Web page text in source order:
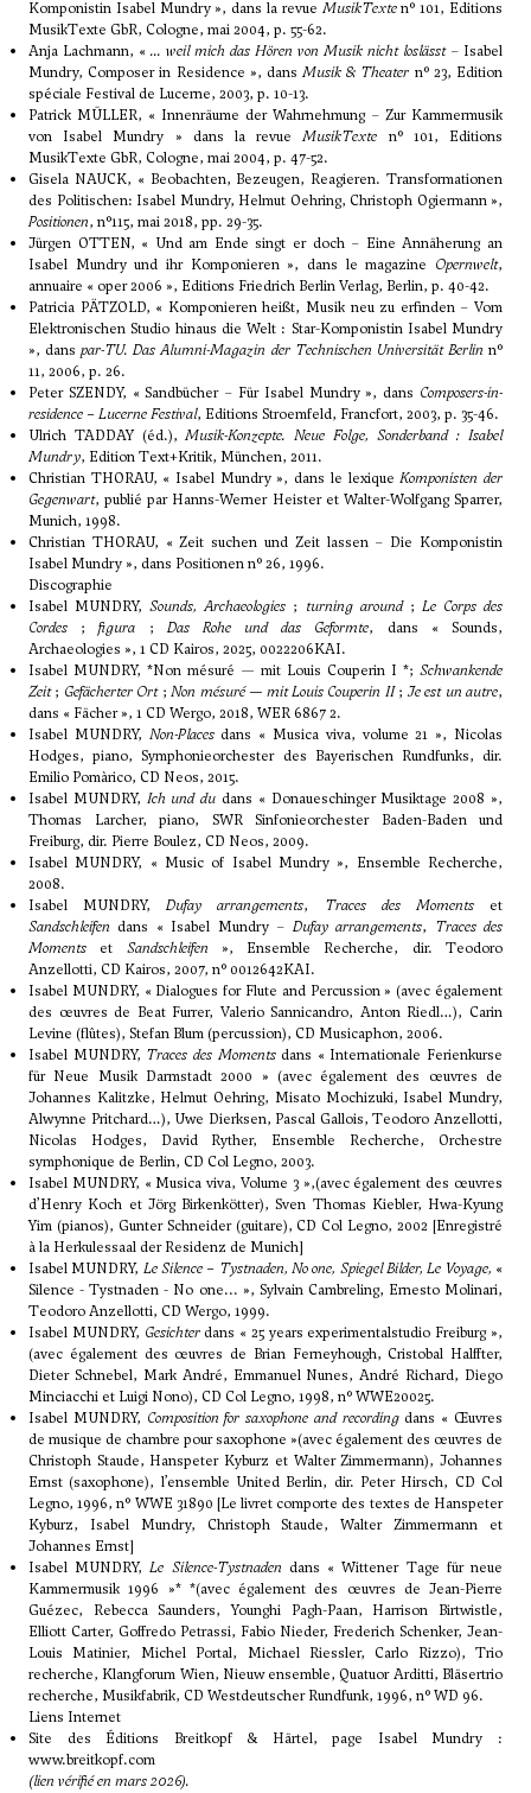
Komponistin Isabel Mundry », dans la revue MusikTexten° 101, Editions
MusikTexte GbR, Cologne, mai 2004, p. 55-62.
Anja Lachmann, « ... weil mich das Hören von Musik nicht loslässt– Isabel
Mundry, Composer in Residence », dansMusik & Theater n° 23, Edition
spéciale Festival de Lucerne, 2003, p. 10-13.
Patrick MÜLLER, « Innenräume der Wahrnehmung – Zur Kammermusik
von Isabel Mundry » dans la revueMusikTexte n° 101, Editions
MusikTexte GbR, Cologne, mai 2004, p. 47-52.
Gisela NAUCK, « Beobachten, Bezeugen, Reagieren. Transformationen
des Politischen: Isabel Mundry, Helmut Oehring, Christoph Ogiermann »,
Positionen, n°115, mai 2018, pp. 29-35.
Jürgen OTTEN, « Und am Ende singt er doch – Eine Annäherung an
Isabel Mundry und ihr Komponieren », dans le magazine Opernwelt,
annuaire « oper 2006 », Editions Friedrich Berlin Verlag, Berlin, p. 40-42.
Patricia PÄTZOLD, « Komponieren heißt, Musik neu zu erfinden – Vom
Elektronischen Studio hinaus die Welt : Star-Komponistin Isabel Mundry
», danspar-TU. Das Alumni-Magazin der Technischen Universität Berlin n°
11, 2006, p. 26.
Peter SZENDY, « Sandbücher – Für Isabel Mundry », dans Composers-in-
residence – Lucerne Festival, Editions Stroemfeld, Francfort, 2003, p. 35-46.
Ulrich TADDAY (éd.),Musik-Konzepte. Neue Folge, Sonderband : Isabel
Mundry, Edition Text+Kritik, München, 2011.
Christian THORAU, « Isabel Mundry », dans le lexiqueKomponisten der
Gegenwart, publié par Hanns-Werner Heister et Walter-Wolfgang Sparrer,
Munich, 1998.
Christian THORAU, « Zeit suchen und Zeit lassen – Die Komponistin
Isabel Mundry », dans Positionen n° 26, 1996.
Discographie
Isabel MUNDRY,Sounds, Archaeologies ; turning around; Le Corps des
Cordes ;figura ; Das Rohe und das Geformte, dans « Sounds,
Archaeologies », 1 CD Kairos, 2025, 0022206KAI.
Isabel MUNDRY, *Non mésuré — mit Louis Couperin I *; Schwankende
Zeit; Gefächerter Ort;Non mésuré — mit Louis Couperin II; Je est un autre,
dans « Fächer », 1 CD Wergo, 2018, WER 6867 2.
Isabel MUNDRY, Non-Placesdans « Musica viva, volume 21 », Nicolas
Hodges, piano, Symphonieorchester des Bayerischen Rundfunks, dir.
Emilio Pomàrico, CD Neos, 2015.
Isabel MUNDRY, Ich und du dans « Donaueschinger Musiktage 2008 »,
Thomas Larcher, piano, SWR Sinfonieorchester Baden-Baden und
Freiburg, dir. Pierre Boulez, CD Neos, 2009.
Isabel MUNDRY, « Music of Isabel Mundry », Ensemble Recherche,
2008.
Isabel MUNDRY,Dufay arrangements, Traces des Momentset
Sandschleifen dans « Isabel Mundry – Dufay arrangements, Traces des
Moments et Sandschleifen », Ensemble Recherche, dir. Teodoro
Anzellotti, CD Kairos, 2007, n° 0012642KAI.
Isabel MUNDRY, « Dialogues for Flute and Percussion » (avec également
des œuvres de Beat Furrer, Valerio Sannicandro, Anton Riedl…), Carin
Levine (flûtes), Stefan Blum (percussion), CD Musicaphon, 2006.
Isabel MUNDRY, Traces des Momentsdans « Internationale Ferienkurse
für Neue Musik Darmstadt 2000 » (avec également des œuvres de
Johannes Kalitzke, Helmut Oehring, Misato Mochizuki, Isabel Mundry,
Alwynne Pritchard…), Uwe Dierksen, Pascal Gallois, Teodoro Anzellotti,
Nicolas Hodges, David Ryther, Ensemble Recherche, Orchestre
symphonique de Berlin, CD Col Legno, 2003.
Isabel MUNDRY, « Musica viva, Volume 3 »,(avec également des œuvres
d’Henry Koch et Jörg Birkenkötter), Sven Thomas Kiebler, Hwa-Kyung
Yim (pianos), Gunter Schneider (guitare), CD Col Legno, 2002 [Enregistré
à la Herkulessaal der Residenz de Munich]
Isabel MUNDRY, Le Silence – Tystnaden, No one, Spiegel Bilder, Le Voyage, «
Silence - Tystnaden - No one... », Sylvain Cambreling, Ernesto Molinari,
Teodoro Anzellotti, CD Wergo, 1999.
Isabel MUNDRY, Gesichterdans « 25 years experimentalstudio Freiburg »,
(avec également des œuvres de Brian Ferneyhough, Cristobal Halffter,
Dieter Schnebel, Mark André, Emmanuel Nunes, André Richard, Diego
Minciacchi et Luigi Nono), CD Col Legno, 1998, n° WWE20025.
Isabel MUNDRY, Composition for saxophone and recordingdans « Œuvres
de musique de chambre pour saxophone »(avec également des œuvres de
Christoph Staude, Hanspeter Kyburz et Walter Zimmermann), Johannes
Ernst (saxophone), l’ensemble United Berlin, dir. Peter Hirsch, CD Col
Legno, 1996, n° WWE 31890 [Le livret comporte des textes de Hanspeter
Kyburz, Isabel Mundry, Christoph Staude, Walter Zimmermann et
Johannes Ernst]
Isabel MUNDRY,Le Silence-Tystnaden dans « Wittener Tage für neue
Kammermusik 1996 »* *(avec également des œuvres de Jean-Pierre
Guézec, Rebecca Saunders, Younghi Pagh-Paan, Harrison Birtwistle,
Elliott Carter, Goffredo Petrassi, Fabio Nieder, Frederich Schenker, Jean-
Louis Matinier, Michel Portal, Michael Riessler, Carlo Rizzo), Trio
recherche, Klangforum Wien, Nieuw ensemble, Quatuor Arditti, Bläsertrio
recherche, Musikfabrik, CD Westdeutscher Rundfunk, 1996, n° WD 96.
Liens Internet
Site des Éditions Breitkopf & Härtel, page Isabel Mundry :
www.breitkopf.com
(lien vérifié en mars 2026).